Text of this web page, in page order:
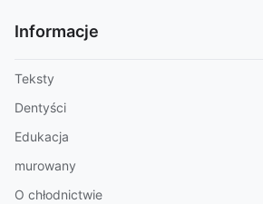
Informacje
Teksty
Dentyści
Edukacja
murowany
O chłodnictwie